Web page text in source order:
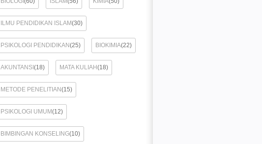
ILMU PENDIDIKAN ISLAM(30)
PSIKOLOGI PENDIDIKAN(25) BIOKIMIA(22)
AKUNTANSI(18) MATA KULIAH(18)
METODE PENELITIAN(15)
PSIKOLOGI UMUM(12)
BIMBINGAN KONSELING(10)